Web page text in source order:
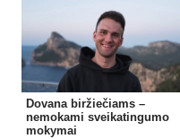
Dovana biržiečiams –
nemokami sveikatingumo
mokymai